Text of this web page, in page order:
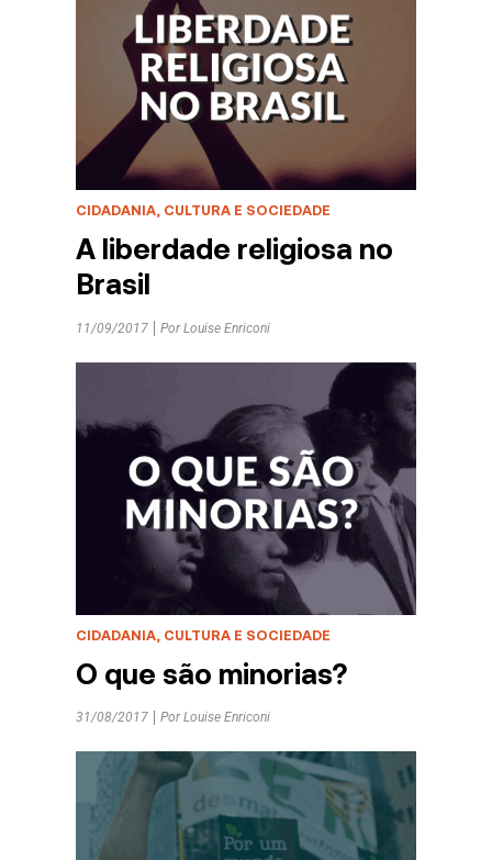
CIDADANIA, CULTURA E SOCIEDADE
A liberdade religiosa no
Brasil
11/09/2017 Por Louise Enriconi
CIDADANIA, CULTURA E SOCIEDADE
O que são minorias?
31/08/2017 Por Louise Enriconi